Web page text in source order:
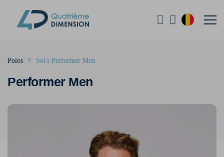
Performer Men
Polos Sol's Performer Men